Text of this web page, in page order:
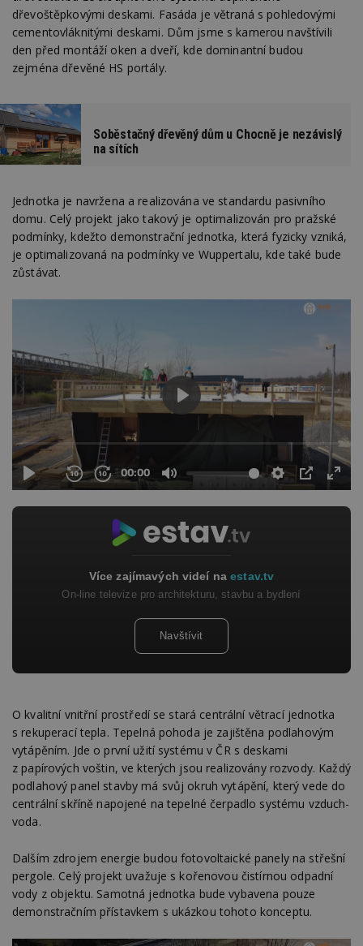
dřevoštěpkovými deskami. Fasáda je větraná s pohledovými
cementovláknitými deskami. Dům jsme s kamerou navštívili
den před montáží oken a dveří, kde dominantní budou
zejména dřevěné HS portály.
Soběstačný dřevěný dům u Chocně je nezávislý
na sítích
Jednotka je navržena a realizována ve standardu pasivního
domu. Celý projekt jako takový je optimalizován pro pražské
podmínky, kdežto demonstrační jednotka, která fyzicky vzniká,
je optimalizovaná na podmínky ve Wuppertalu, kde také bude
zůstávat.
Více zajímavých videí naestav.tv
On-line televize pro architekturu, stavbu a bydlení
Navštívit
O kvalitní vnitřní prostředí se stará centrální větrací jednotka
s rekuperací tepla. Tepelná pohoda je zajištěna podlahovým
vytápěním. Jde o první užití systému v ČR s deskami
z papírových voštin, ve kterých jsou realizovány rozvody. Každý
podlahový panel stavby má svůj okruh vytápění, který vede do
centrální skříně napojené na tepelné čerpadlo systému vzduch-
voda.
Dalším zdrojem energie budou fotovoltaické panely na střešní
pergole. Celý projekt uvažuje s kořenovou čistírnou odpadní
vody z objektu. Samotná jednotka bude vybavena pouze
demonstračním přístavkem s ukázkou tohoto konceptu.